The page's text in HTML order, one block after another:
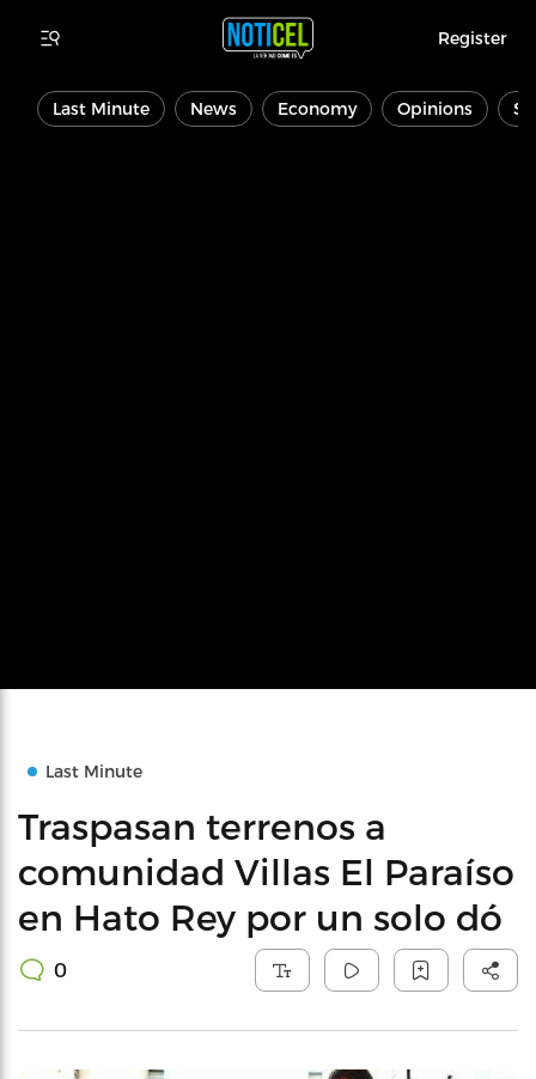
Register
Last Minute News Economy Opinions
Last Minute
Traspasan terrenos a
comunidad Villas El Paraíso
en Hato Rey por un solo dó
0